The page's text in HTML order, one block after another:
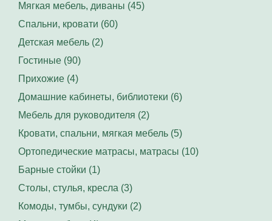
Мягкая мебель, диваны (45)
Спальни, кровати (60)
Детская мебель (2)
Гостиные (90)
Прихожие (4)
Домашние кабинеты, библиотеки (6)
Мебель для руководителя (2)
Кровати, спальни, мягкая мебель (5)
Ортопедические матрасы, матрасы (10)
Барные стойки (1)
Столы, стулья, кресла (3)
Комоды, тумбы, сундуки (2)